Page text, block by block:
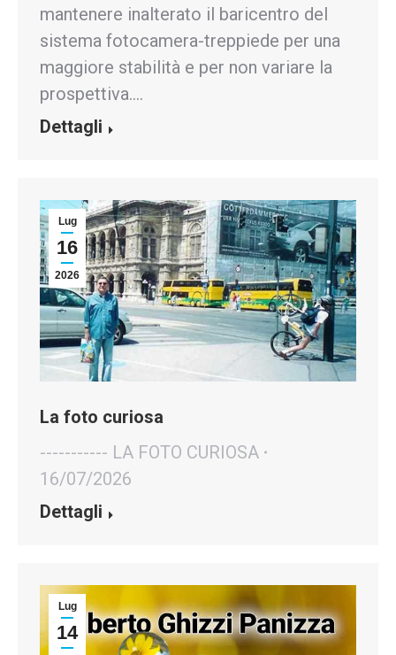
mantenere inalterato il baricentro del
sistema fotocamera-treppiede per una
maggiore stabilità e per non variare la
prospettiva.…
Dettagli
Lug
16
2026
La foto curiosa
----------- LA FOTO CURIOSA
16/07/2026
Dettagli
Lug
14